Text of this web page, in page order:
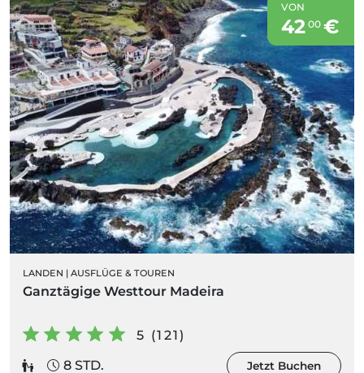
VON
42 00€
LANDEN | AUSFLÜGE & TOUREN
Ganztägige Westtour Madeira
5 (121)
8 STD.
Jetzt Buchen